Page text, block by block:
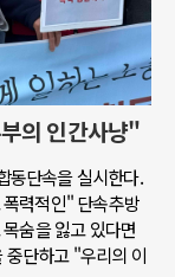
의 인간사냥"
동단속을 실시한다.
력적인" 단속추방
숨을 잃고 있다면
단하고 "우리의 이